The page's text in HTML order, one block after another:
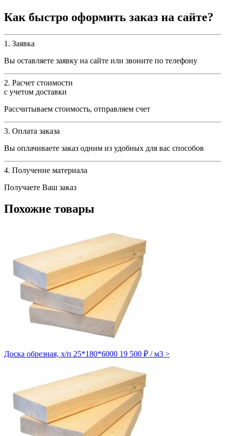
Как быстро оформить заказ на сайте?
1. Заявка
Вы оставляете заявку на сайте или звоните по телефону
2. Расчет стоимости
с учетом доставки
Рассчитываем стоимость, отправляем счет
3. Оплата заказа
Вы оплачиваете заказ одним из удобных для вас способов
4. Получение материала
Получаете Ваш заказ
Похожие товары
Доска обрезная, х/п 25*180*6000 19 500 ₽ / м3 >